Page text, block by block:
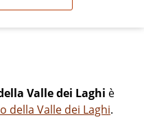
Valle dei Laghi è
della Valle dei Laghi.